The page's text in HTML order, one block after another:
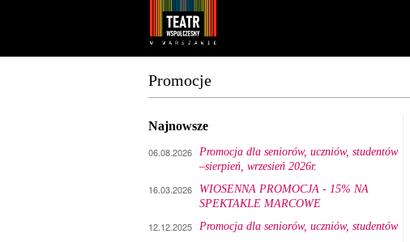
Promocje
Najnowsze
06.08.2026 Promocja dla seniorów, uczniów, studentów
–sierpień, wrzesień 2026r.
16.03.2026
WIOSENNA PROMOCJA - 15% NA
SPEKTAKLE MARCOWE
12.12.2025 Promocja dla seniorów, uczniów, studentów